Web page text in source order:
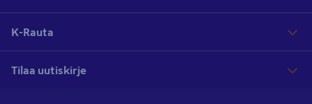
K-Rauta
Tilaa uutiskirje